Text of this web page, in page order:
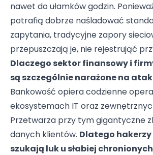
nawet do ułamków godzin.
potrafią dobrze naśladować
zapytania, tradycyjne zapory
przepuszczają je, nie rejestrująć
Dlaczego sektor finansowy i
są szczególnie narażone na
Bankowość opiera codzienne
ekosystemach IT oraz
Przetwarza przy tym gigantyczne
danych klientów. Dlatego
szukają luk u słabiej chronionych